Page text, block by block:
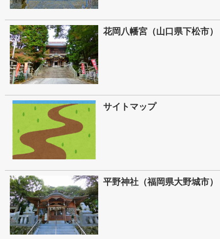
花岡八幡宮（山口県下松市）
サイトマップ
平野神社（福岡県大野城市）